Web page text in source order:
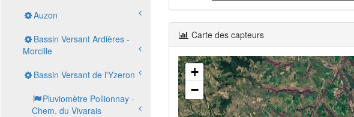
Auzon
Bassin Versant Ardières -
Morcille
Bassin Versant de l'Yzeron
Pluviomètre Pollionnay -
Chem. du Vivarais
Carte des capteurs
+
−